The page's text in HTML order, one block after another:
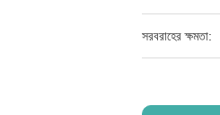
সরবরাহের ক্ষমতা: